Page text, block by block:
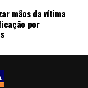
mãos da vítima
por